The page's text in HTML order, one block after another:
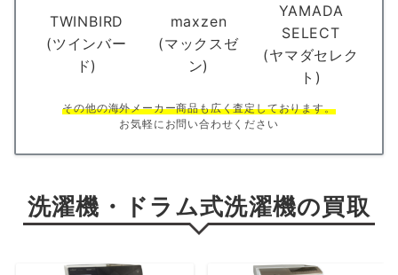
TWINBIRD
(ツインバー
ド)
maxzen
(マックスゼ
ン)
YAMADA
SELECT
(ヤマダセレク
ト)
その他の海外メーカー商品も広く査定しております。
お気軽にお問い合わせください
洗濯機・ドラム式洗濯機の買取